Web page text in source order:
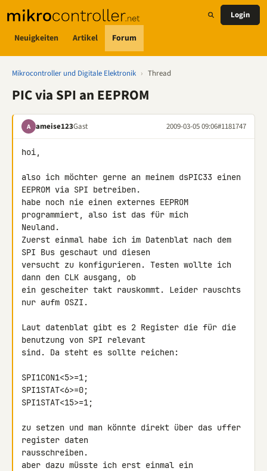
Neuigkeiten Artikel Forum
Login
Mikrocontroller und Digitale Elektronik › Thread
PIC via SPI an EEPROM
A ameise123Gast 2009-03-05 09:06#1181747
hoi,
also ich möchter gerne an meinem dsPIC33 einen
EEPROM via SPI betreiben.
habe noch nie einen externes EEPROM
programmiert, also ist das für mich
Neuland.
Zuerst einmal habe ich im Datenblat nach dem
SPI Bus geschaut und diesen
versucht zu konfigurieren. Testen wollte ich
dann den CLK ausgang, ob
ein gescheiter takt rauskommt. Leider rauschts
nur aufm OSZI.
Laut datenblat gibt es 2 Register die für die
benutzung von SPI relevant
sind. Da steht es sollte reichen:
SPI1CON1<5>=1;
SPI1STAT<6>=0;
SPI1STAT<15>=1;
zu setzen und man könnte direkt über das uffer
register daten
rausschreiben.
aber dazu müsste ich erst einmal ein